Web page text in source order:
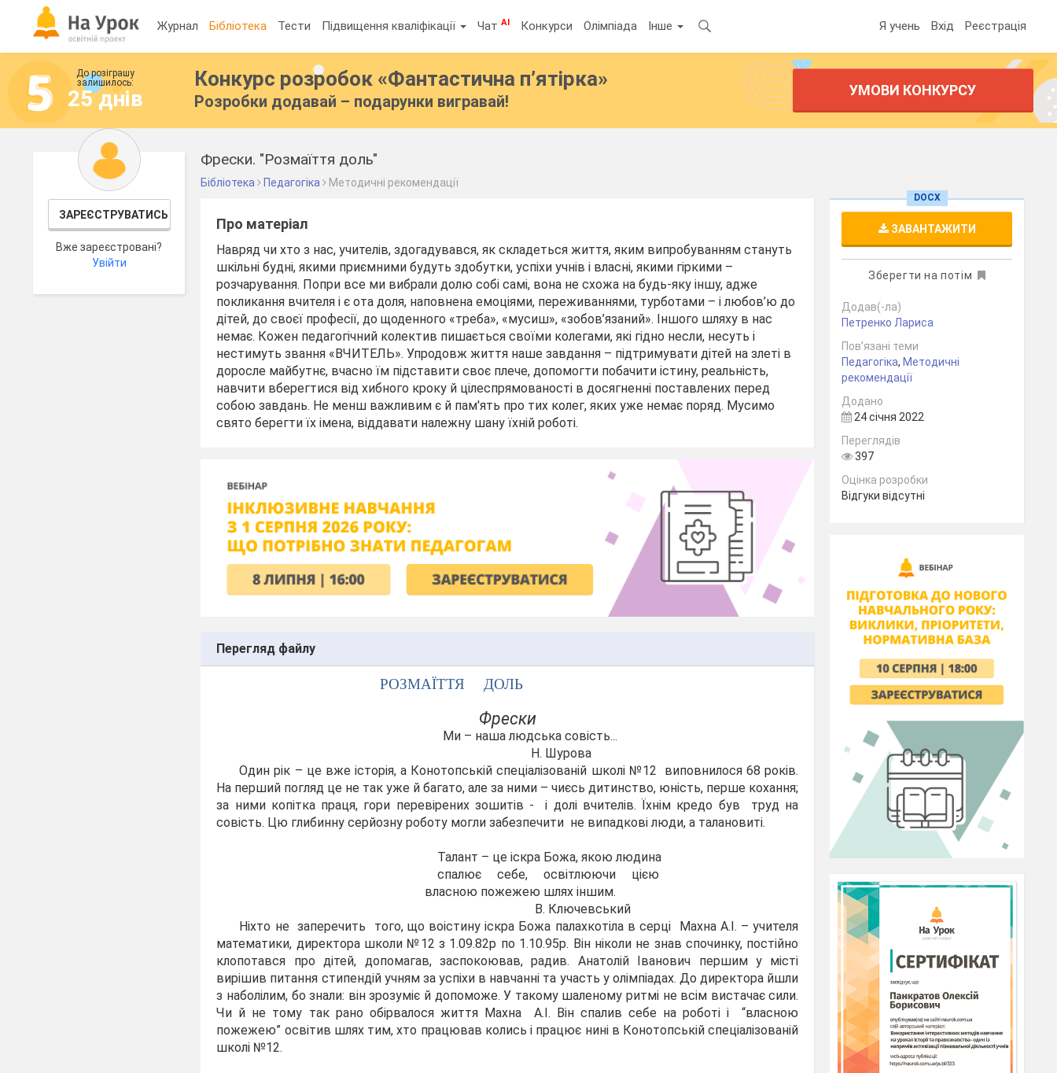
Журнал Бібліотека Тести Підвищення кваліфікації ЧатAI Конкурси Олімпіада Інше Я учень Вхід Реєстрація
До розіграшу
залишилось:
25 днів
Конкурс розробок «Фантастична п’ятірка»
Розробки додавай – подарунки вигравай!
УМОВИ КОНКУРСУ
ЗАРЕЄСТРУВАТИСЬ
Вже зареєстровані?
Увійти
Фрески. "Розмаїття доль"
Бібліотека Педагогіка Методичні рекомендації
Про матеріал
Навряд чи хто з нас, учителів, здогадувався, як складеться життя, яким випробуванням стануть
шкільні будні, якими приємними будуть здобутки, успіхи учнів і власні, якими гіркими –
розчарування. Попри все ми вибрали долю собі самі, вона не схожа на будь-яку іншу, адже
покликання вчителя і є ота доля, наповнена емоціями, переживаннями, турботами – і любов’ю до
дітей, до своєї професії, до щоденного «треба», «мусиш», «зобов’язаний». Іншого шляху в нас
немає. Кожен педагогічний колектив пишається своїми колегами, які гідно несли, несуть і
нестимуть звання «ВЧИТЕЛЬ». Упродовж життя наше завдання – підтримувати дітей на злеті в
доросле майбутнє, вчасно їм підставити своє плече, допомогти побачити істину, реальність,
навчити вберегтися від хибного кроку й цілеспрямованості в досягненні поставлених перед
собою завдань. Не менш важливим є й пам'ять про тих колег, яких уже немає поряд. Мусимо
свято берегти їх імена, віддавати належну шану їхній роботі.
Перегляд файлу
РОЗМАЇТТЯ ДОЛЬ
Фрески
Ми – наша людська совість...
Н. Шурова
Один рік – це вже історія, а Конотопській спеціалізованій школі №12 виповнилося 68 років.
На перший погляд це не так уже й багато, але за ними – чиєсь дитинство, юність, перше кохання;
за ними копітка праця, гори перевірених зошитів - і долі вчителів. Їхнім кредо був труд на
совість. Цю глибинну серйозну роботу могли забезпечити не випадкові люди, а талановиті.
Талант – це іскра Божа, якою людина
спалює себе, освітлюючи цією
власною пожежею шлях іншим.
В. Ключевський
Ніхто не заперечить того, що воістину іскра Божа палахкотіла в серці Махна А.І. – учителя
математики, директора школи №12 з 1.09.82р по 1.10.95р. Він ніколи не знав спочинку, постійно
клопотався про дітей, допомагав, заспокоював, радив. Анатолій Іванович першим у місті
вирішив питання стипендій учням за успіхи в навчанні та участь у олімпіадах. До директора йшли
з наболілим, бо знали: він зрозуміє й допоможе. У такому шаленому ритмі не всім вистачає сили.
Чи й не тому так рано обірвалося життя Махна А.І. Він спалив себе на роботі і “власною
пожежею” освітив шлях тим, хто працював колись і працює нині в Конотопській спеціалізованій
школі №12.
DOCX
ЗАВАНТАЖИТИ
Зберегти на потім
Додав(-ла)
Петренко Лариса
Пов’язані теми
Педагогіка, Методичні
рекомендації
Додано
24 січня 2022
Переглядів
397
Оцінка розробки
Відгуки відсутні